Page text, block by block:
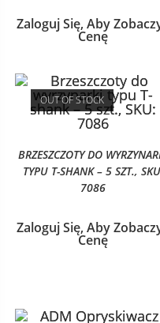
Zaloguj Się, Aby
Cenę
OUT OF STOCK
BRZESZCZOTY DO
TYPU T-SHANK – 5 SZT.,
7086
Zaloguj Się, Aby
Cenę